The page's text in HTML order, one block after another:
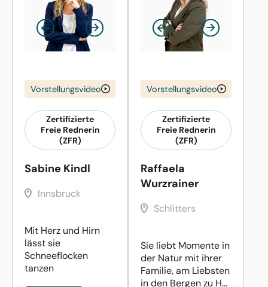
Vorstellungsvideo
Zertifizierte
Freie Rednerin
(ZFR)
Sabine Kindl
Innsbruck
Mit Herz und Hirn
lässt sie
Schneeflocken
tanzen
Vorstellungsvideo
Zertifizierte
Freie Rednerin
(ZFR)
Raffaela
Wurzrainer
Schlitters
Sie liebt Momente in
der Natur mit ihrer
Familie, am Liebsten
in den Bergen zu H...